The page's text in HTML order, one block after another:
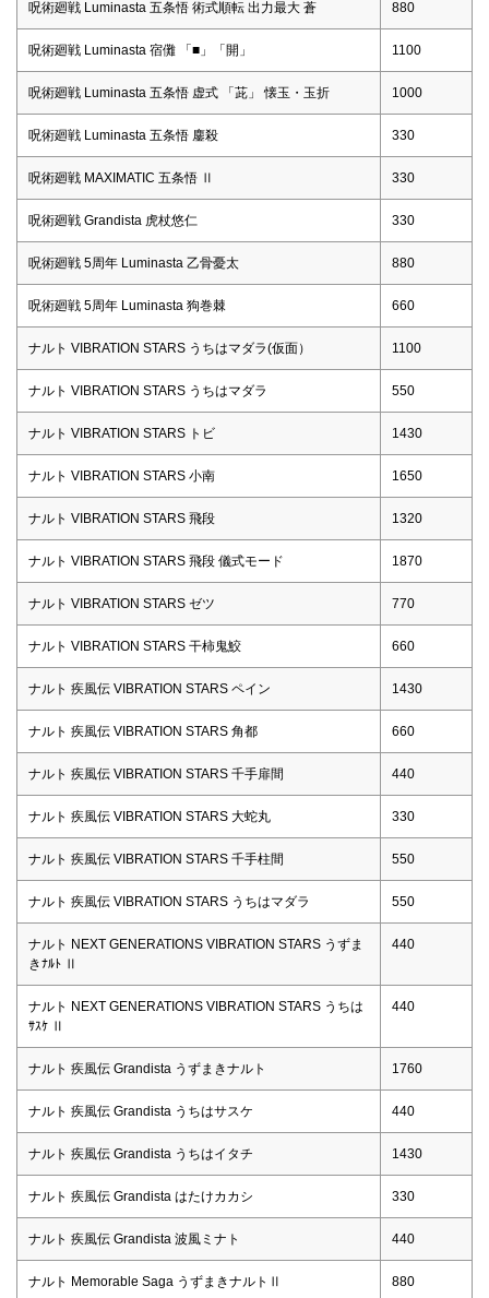
呪術廻戦 Luminasta 五条悟 術式順転 出力最大 蒼 880
呪術廻戦 Luminasta 宿儺 「■」「開」 1100
呪術廻戦 Luminasta 五条悟 虚式 「茈」 懐玉・玉折 1000
呪術廻戦 Luminasta 五条悟 鏖殺 330
呪術廻戦 MAXIMATIC 五条悟 Ⅱ 330
呪術廻戦 Grandista 虎杖悠仁 330
呪術廻戦 5周年 Luminasta 乙骨憂太 880
呪術廻戦 5周年 Luminasta 狗巻棘 660
ナルト VIBRATION STARS うちはマダラ(仮面） 1100
ナルト VIBRATION STARS うちはマダラ 550
ナルト VIBRATION STARS トビ 1430
ナルト VIBRATION STARS 小南 1650
ナルト VIBRATION STARS 飛段 1320
ナルト VIBRATION STARS 飛段 儀式モード 1870
ナルト VIBRATION STARS ゼツ 770
ナルト VIBRATION STARS 干柿鬼鮫 660
ナルト 疾風伝 VIBRATION STARS ペイン 1430
ナルト 疾風伝 VIBRATION STARS 角都 660
ナルト 疾風伝 VIBRATION STARS 千手扉間 440
ナルト 疾風伝 VIBRATION STARS 大蛇丸 330
ナルト 疾風伝 VIBRATION STARS 千手柱間 550
ナルト 疾風伝 VIBRATION STARS うちはマダラ 550
ナルト NEXT GENERATIONS VIBRATION STARS うずま
きﾅﾙﾄ Ⅱ
440
ナルト NEXT GENERATIONS VIBRATION STARS うちは
ｻｽｹ Ⅱ
440
ナルト 疾風伝 Grandista うずまきナルト 1760
ナルト 疾風伝 Grandista うちはサスケ 440
ナルト 疾風伝 Grandista うちはイタチ 1430
ナルト 疾風伝 Grandista はたけカカシ 330
ナルト 疾風伝 Grandista 波風ミナト 440
ナルト Memorable Saga うずまきナルトⅡ 880